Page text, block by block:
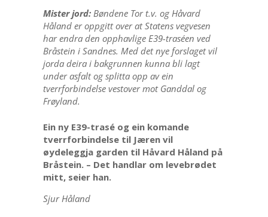
Mister jord:Bøndene Tor t.v. og Håvard
Håland er oppgitt over at Statens vegvesen
har endra den opphavlige E39-traséen ved
Bråstein i Sandnes. Med det nye forslaget vil
jorda deira i bakgrunnen kunna bli lagt
under asfalt og splitta opp av ein
tverrforbindelse vestover mot Ganddal og
Frøyland.
Ein ny E39-trasé og ein komande
tverrforbindelse til Jæren vil
øydeleggja garden til Håvard Håland på
Bråstein. – Det handlar om levebrødet
mitt, seier han.
Sjur Håland